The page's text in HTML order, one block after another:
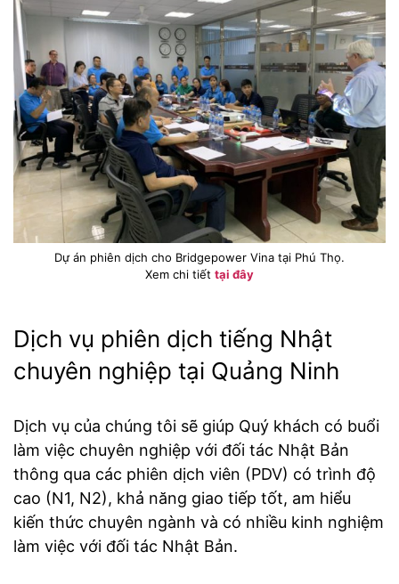
Dự án phiên dịch cho Bridgepower Vina tại Phú Thọ.
Xem chi tiết tại đây
Dịch vụ phiên dịch tiếng Nhật
chuyên nghiệp tại Quảng Ninh
Dịch vụ của chúng tôi sẽ giúp Quý khách có buổi
làm việc chuyên nghiệp với đối tác Nhật Bản
thông qua các phiên dịch viên (PDV) có trình độ
cao (N1, N2), khả năng giao tiếp tốt, am hiểu
kiến thức chuyên ngành và có nhiều kinh nghiệm
làm việc với đối tác Nhật Bản.